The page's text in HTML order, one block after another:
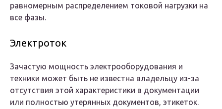
равномерным распределением токовой нагрузки на
все фазы.
Электроток
Зачастую мощность электрооборудования и
техники может быть не известна владельцу из-за
отсутствия этой характеристики в документации
или полностью утерянных документов, этикеток.